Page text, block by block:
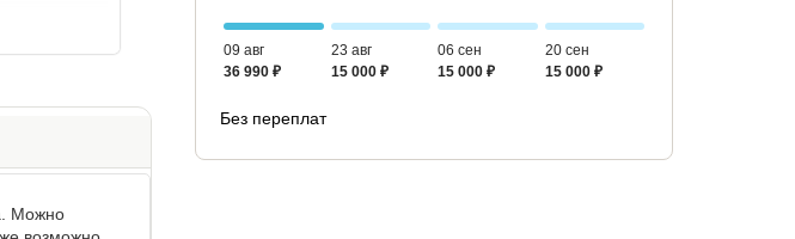
09 авг
36 990 ₽
23 авг
15 000 ₽
06 сен
15 000 ₽
20 сен
15 000 ₽
Без переплат
Можно